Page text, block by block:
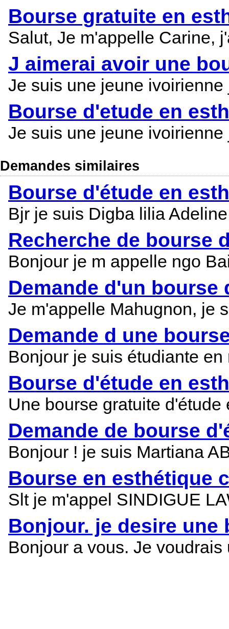
Bourse gratuite en
Salut, Je m'appelle Carine,
J aimerai avoir une
Je suis une jeune
Bourse d'etude en
Je suis une jeune
Demandes similaires
Bourse d'étude en
Bjr je suis Digba lilia
Recherche de bourse
Bonjour je m appelle ngo
Demande d'un
Je m'appelle Mahugnon, je
Demande d une
Bonjour je suis étudiante
Bourse d'étude en
Une bourse gratuite
Demande de bourse
Bonjour ! je suis Martiana
Bourse en esthétique
Slt je m'appel SINDIGUE
Bonjour. je desire une
Bonjour a vous. Je